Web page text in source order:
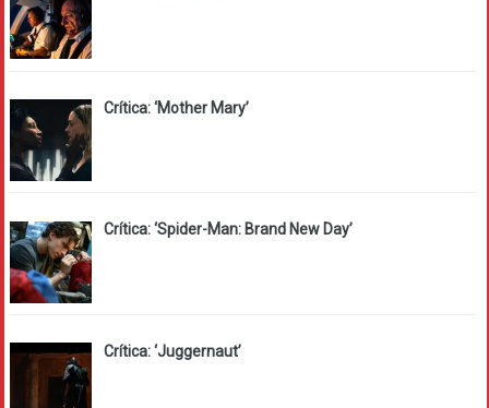
Crítica: ‘Mother Mary’
Crítica: ‘Spider-Man: Brand New Day’
Crítica: ‘Juggernaut’